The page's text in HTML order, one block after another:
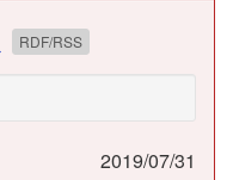
RDF/RSS
2019/07/31